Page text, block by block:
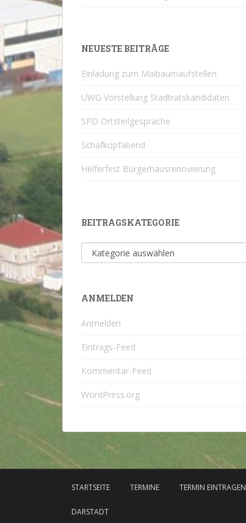
NEUESTE BEITRÄGE
Einladung zum Maibaumaufstellen
UWG Vorstellung Stadtratskandidaten
SPD Ortsteilgespräche
Schafkopfabend
Helferfest Bürgerhausrenovierung
BEITRAGSKATEGORIE
Beitragskategorie
ANMELDEN
Anmelden
Eintrags-Feed
Kommentar-Feed
WordPress.org
STARTSEITE TERMINE TERMIN EINTRAGEN
DARSTADT